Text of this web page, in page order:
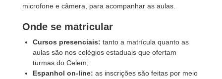
microfone e câmera, para acompanhar as aulas.
Onde se matricular
Cursos presenciais: tanto a matrícula quanto as
aulas são nos colégios estaduais que ofertam
turmas do Celem;
Espanhol on-line: as inscrições são feitas por meio